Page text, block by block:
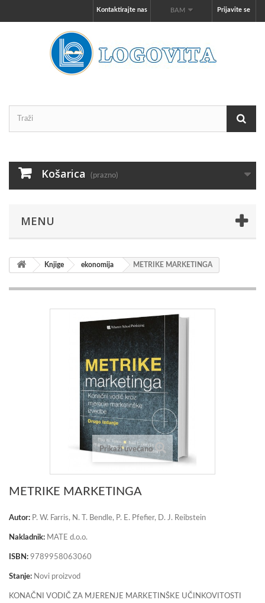
Prijavite se
BAM
Kontaktirajte nas
Košarica (prazno)
MENU
Knjige ekonomija METRIKE MARKETINGA
Prikaži uvećano
METRIKE MARKETINGA
Autor: P. W. Farris, N. T. Bendle, P. E. Pfefier, D. J. Reibstein
Nakladnik: MATE d.o.o.
ISBN: 9789958063060
Stanje: Novi proizvod
KONAČNI VODIČ ZA MJERENJE MARKETINŠKE UČINKOVITOSTI